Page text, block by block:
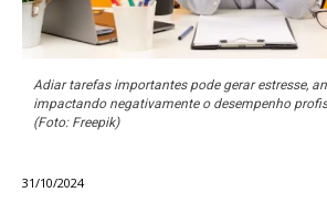
Adiar tarefas importantes pode gerar estresse,
impactando negativamente o desempenho
(Foto: Freepik)
31/10/2024